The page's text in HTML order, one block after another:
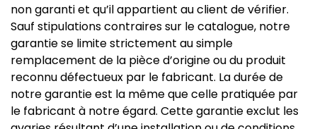
non garanti et qu’il appartient au client de vérifier.
Sauf stipulations contraires sur le catalogue, notre
garantie se limite strictement au simple
remplacement de la pièce d’origine ou du produit
reconnu défectueux par le fabricant. La durée de
notre garantie est la même que celle pratiquée par
le fabricant à notre égard. Cette garantie exclut les